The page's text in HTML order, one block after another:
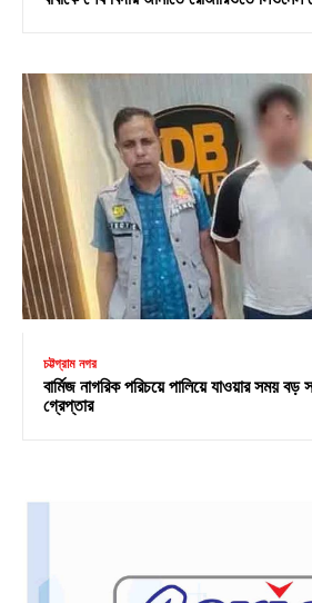
চট্টগ্রাম নগর
বার্মিজ নাগরিক পরিচয়ে পালিয়ে যাওয়ার সময় বড়
গ্রেপ্তার